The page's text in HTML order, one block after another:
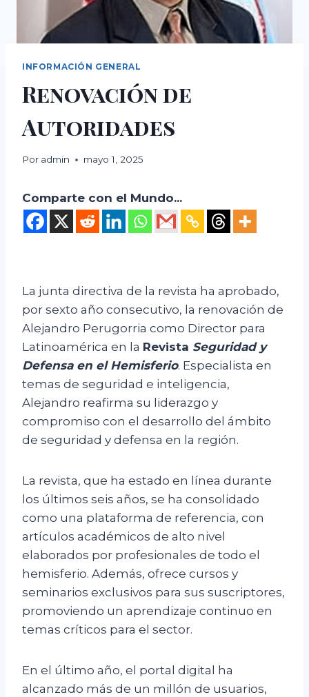
INFORMACIÓN GENERAL
Renovación de
Autoridades
Por admin mayo 1, 2025
Comparte con el Mundo...
La junta directiva de la revista ha aprobado,
por sexto año consecutivo, la renovación de
Alejandro Perugorria como Director para
Latinoamérica en la Revista Seguridad y
Defensa en el Hemisferio. Especialista en
temas de seguridad e inteligencia,
Alejandro reafirma su liderazgo y
compromiso con el desarrollo del ámbito
de seguridad y defensa en la región.
La revista, que ha estado en línea durante
los últimos seis años, se ha consolidado
como una plataforma de referencia, con
artículos académicos de alto nivel
elaborados por profesionales de todo el
hemisferio. Además, ofrece cursos y
seminarios exclusivos para sus suscriptores,
promoviendo un aprendizaje continuo en
temas críticos para el sector.
En el último año, el portal digital ha
alcanzado más de un millón de usuarios,